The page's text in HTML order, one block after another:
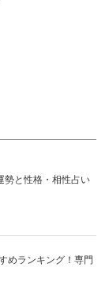
勢と性格・相性占い
めランキング！専門